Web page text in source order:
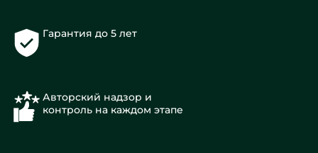
Гарантия до 5 лет
Авторский надзор и
контроль на каждом этапе